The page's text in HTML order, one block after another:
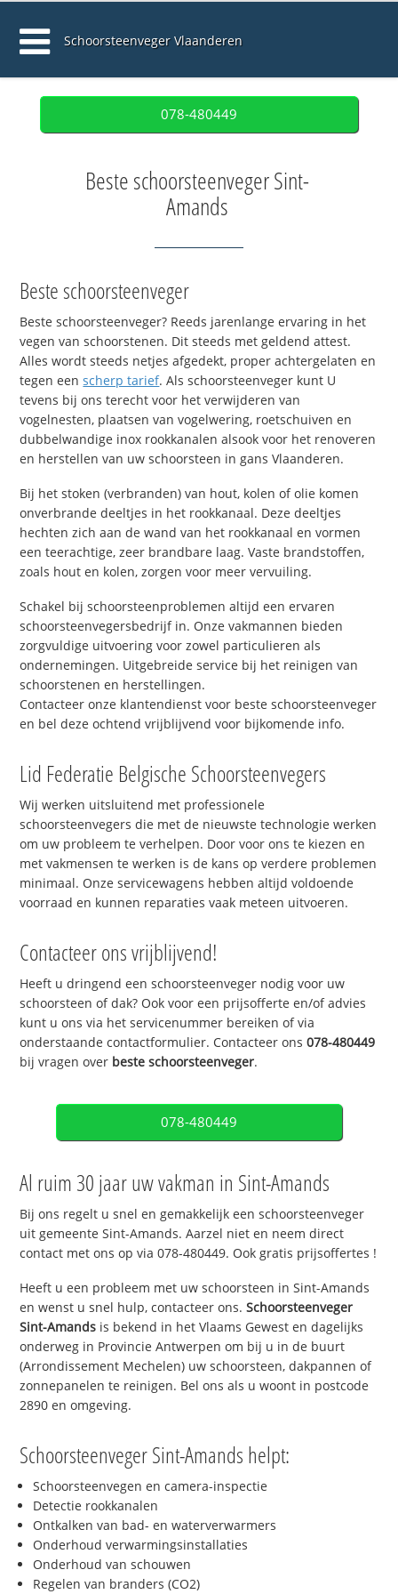
Schoorsteenveger Vlaanderen
078-480449
Beste schoorsteenveger Sint-
Amands
Beste schoorsteenveger
Beste schoorsteenveger? Reeds jarenlange ervaring in het
vegen van schoorstenen. Dit steeds met geldend attest.
Alles wordt steeds netjes afgedekt, proper achtergelaten en
tegen eenscherp tarief. Als schoorsteenveger kunt U
tevens bij ons terecht voor het verwijderen van
vogelnesten, plaatsen van vogelwering, roetschuiven en
dubbelwandige inox rookkanalen alsook voor het renoveren
en herstellen van uw schoorsteen in gans Vlaanderen.
Bij het stoken (verbranden) van hout, kolen of olie komen
onverbrande deeltjes in het rookkanaal. Deze deeltjes
hechten zich aan de wand van het rookkanaal en vormen
een teerachtige, zeer brandbare laag. Vaste brandstoffen,
zoals hout en kolen, zorgen voor meer vervuiling.
Schakel bij schoorsteenproblemen altijd een ervaren
schoorsteenvegersbedrijf in. Onze vakmannen bieden
zorgvuldige uitvoering voor zowel particulieren als
ondernemingen. Uitgebreide service bij het reinigen van
schoorstenen en herstellingen.
Contacteer onze klantendienst voor beste schoorsteenveger
en bel deze ochtend vrijblijvend voor bijkomende info.
Lid Federatie Belgische Schoorsteenvegers
Wij werken uitsluitend met professionele
schoorsteenvegers die met de nieuwste technologie werken
om uw probleem te verhelpen. Door voor ons te kiezen en
met vakmensen te werken is de kans op verdere problemen
minimaal. Onze servicewagens hebben altijd voldoende
voorraad en kunnen reparaties vaak meteen uitvoeren.
Contacteer ons vrijblijvend!
Heeft u dringend een schoorsteenveger nodig voor uw
schoorsteen of dak? Ook voor een prijsofferte en/of advies
kunt u ons via het servicenummer bereiken of via
onderstaande contactformulier. Contacteer ons078-480449
bij vragen over beste schoorsteenveger.
078-480449
Al ruim 30 jaar uw vakman in Sint-Amands
Bij ons regelt u snel en gemakkelijk een schoorsteenveger
uit gemeente Sint-Amands. Aarzel niet en neem direct
contact met ons op via 078-480449. Ook gratis prijsoffertes !
Heeft u een probleem met uw schoorsteen in Sint-Amands
en wenst u snel hulp, contacteer ons.Schoorsteenveger
Sint-Amands is bekend in het Vlaams Gewest en dagelijks
onderweg in Provincie Antwerpen om bij u in de buurt
(Arrondissement Mechelen) uw schoorsteen, dakpannen of
zonnepanelen te reinigen. Bel ons als u woont in postcode
2890 en omgeving.
Schoorsteenveger Sint-Amands helpt:
Schoorsteenvegen en camera-inspectie
Detectie rookkanalen
Ontkalken van bad- en waterverwarmers
Onderhoud verwarmingsinstallaties
Onderhoud van schouwen
Regelen van branders (CO2)